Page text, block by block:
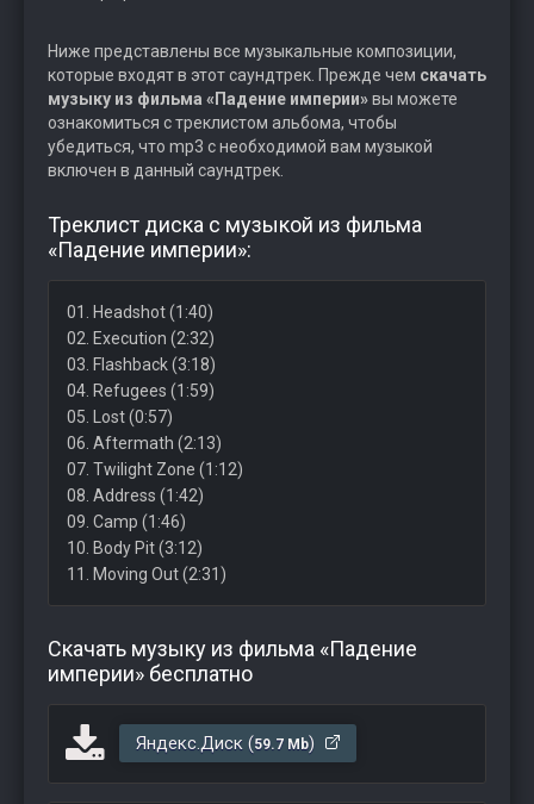
Ниже представлены все музыкальные композиции,
которые входят в этот саундтрек. Прежде чем скачать
музыку из фильма «Падение империи»вы можете
ознакомиться с треклистом альбома, чтобы
убедиться, что mp3 с необходимой вам музыкой
включен в данный саундтрек.
Треклист диска с музыкой из фильма
«Падение империи»:
01. Headshot (1:40)
02. Execution (2:32)
03. Flashback (3:18)
04. Refugees (1:59)
05. Lost (0:57)
06. Aftermath (2:13)
07. Twilight Zone (1:12)
08. Address (1:42)
09. Camp (1:46)
10. Body Pit (3:12)
11. Moving Out (2:31)
Скачать музыку из фильма «Падение
империи» бесплатно
Яндекс.Диск (59.7 Mb)